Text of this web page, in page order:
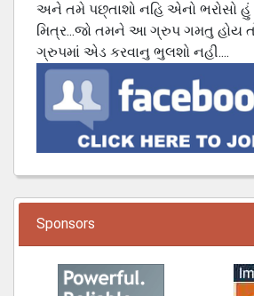
અને તમે પછ્તાશો નહિ એનો ભરોસો
મિત્ર...જો તમને આ ગ્રુપ ગમતુ હોય તો
ગ્રુપમાં એડ કરવાનુ ભુલશો નહી....
Sponsors